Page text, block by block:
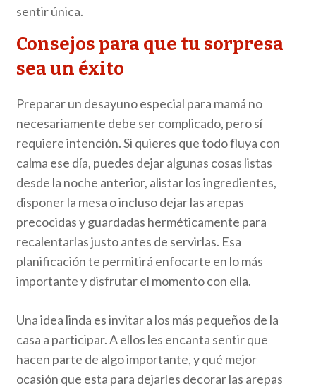
sentir única.
Consejos para que tu sorpresa
sea un éxito
Preparar un desayuno especial para mamá no
necesariamente debe ser complicado, pero sí
requiere intención. Si quieres que todo fluya con
calma ese día, puedes dejar algunas cosas listas
desde la noche anterior, alistar los ingredientes,
disponer la mesa o incluso dejar las arepas
precocidas y guardadas herméticamente para
recalentarlas justo antes de servirlas. Esa
planificación te permitirá enfocarte en lo más
importante y disfrutar el momento con ella.
Una idea linda es invitar a los más pequeños de la
casa a participar. A ellos les encanta sentir que
hacen parte de algo importante, y qué mejor
ocasión que esta para dejarles decorar las arepas